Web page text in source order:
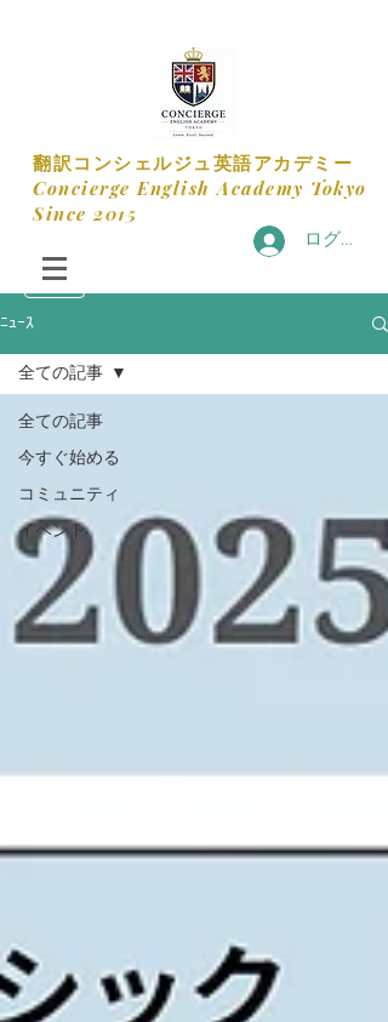
​翻訳コンシェルジュ英語アカデミー
​Concierge English Academy Tokyo
​Since 2015
ログイン
ﾆｭｰｽ
全ての記事
今すぐ始める
コミュニティ
イベント
全ての記事